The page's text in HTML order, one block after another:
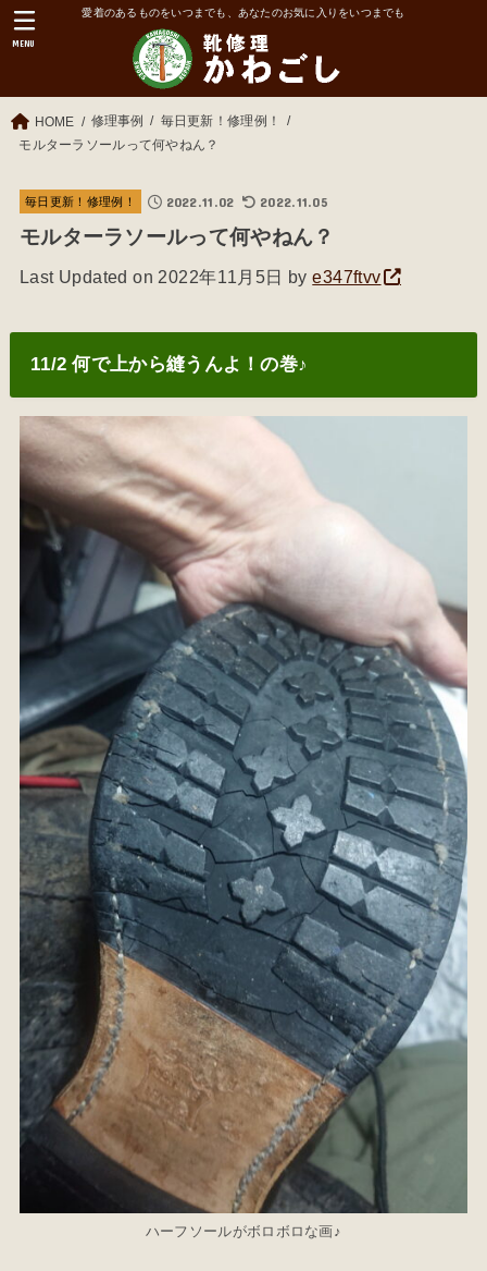
愛着のあるものをいつまでも、あなたのお気に入りをいつまでも
MENU
HOME 修理事例
毎日更新！修理例！
モルターラソールって何やねん？
毎日更新！修理例！ 2022.11.02 2022.11.05
モルターラソールって何やねん？
Last Updated on 2022年11月5日 bye347ftvv
11/2 何で上から縫うんよ！の巻♪
ハーフソールがボロボロな画♪